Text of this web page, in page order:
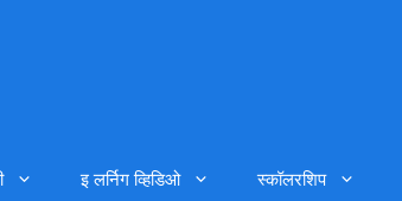
इ लर्निग व्हिडिओ स्कॉलरशिप